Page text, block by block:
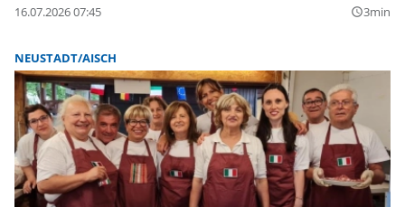
16.07.2026 07:45 query_builder3min
NEUSTADT/AISCH